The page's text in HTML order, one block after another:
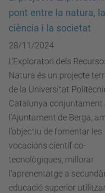
pont entre la natura, la
ciència i la societat
28/11/2024
L'Exploratori dels
Natura és un projecte
de la Universitat
Catalunya conjuntament
l'Ajuntament de Berga,
l'objectiu de fomentar les
vocacions científico-
tecnològiques, millorar
l'aprenentatge a
educació superior